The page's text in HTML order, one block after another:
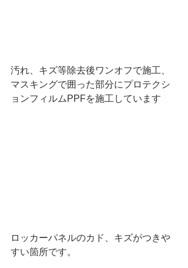
汚れ、キズ等除去後ワンオフで施工、
マスキングで囲った部分にプロテクシ
ョンフィルムPPFを施工しています
ロッカーパネルのカド、キズがつきや
すい箇所です。